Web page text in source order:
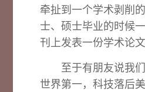
牵扯到一个学术剥削
士、硕士毕业的时候
刊上发表一份学术论文
至于有朋友说我
世界第一，科技落后